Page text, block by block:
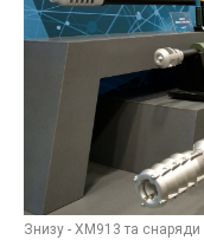
Знизу - XM913 та снаряди